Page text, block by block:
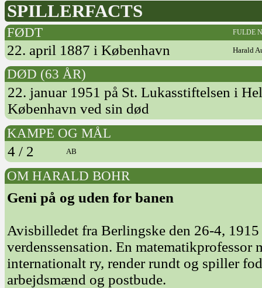
SPILLERFACTS
FØDT FULDE
22. april 1887 i København Harald
DØD (63 ÅR)
22. januar 1951 på St. Lukasstiftelsen i
København ved sin død
KAMPE OG MÅL
4 / 2 AB
OM HARALD BOHR
Geni på og uden for banen
Avisbilledet fra Berlingske den 26-4,
verdenssensation. En matematikprofessor
internationalt ry, render rundt og spiller
arbejdsmænd og postbude.